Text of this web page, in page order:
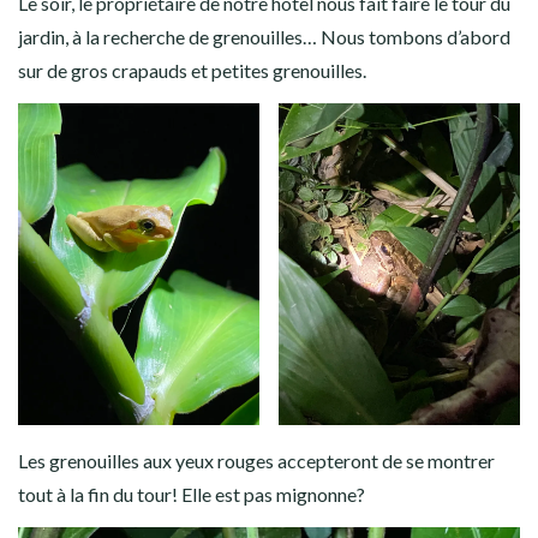
jardin, à la recherche de grenouilles… Nous tombons d’abord
sur de gros crapauds et petites grenouilles.
Les grenouilles aux yeux rouges accepteront de se montrer
tout à la fin du tour! Elle est pas mignonne?